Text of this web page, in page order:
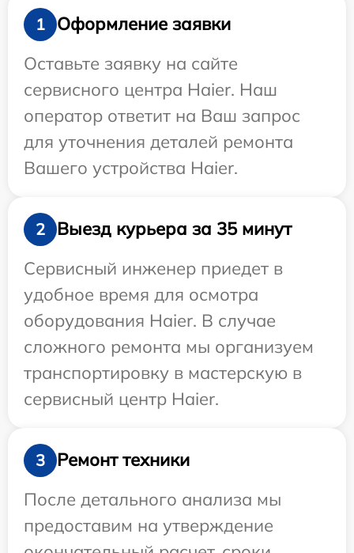
1
Оформление заявки
Оставьте заявку на сайте
сервисного центра Haier. Наш
оператор ответит на Ваш запрос
для уточнения деталей ремонта
Вашего устройства Haier.
2
Выезд курьера за 35 минут
Сервисный инженер приедет в
удобное время для осмотра
оборудования Haier. В случае
сложного ремонта мы организуем
транспортировку в мастерскую в
сервисный центр Haier.
3
Ремонт техники
После детального анализа мы
предоставим на утверждение